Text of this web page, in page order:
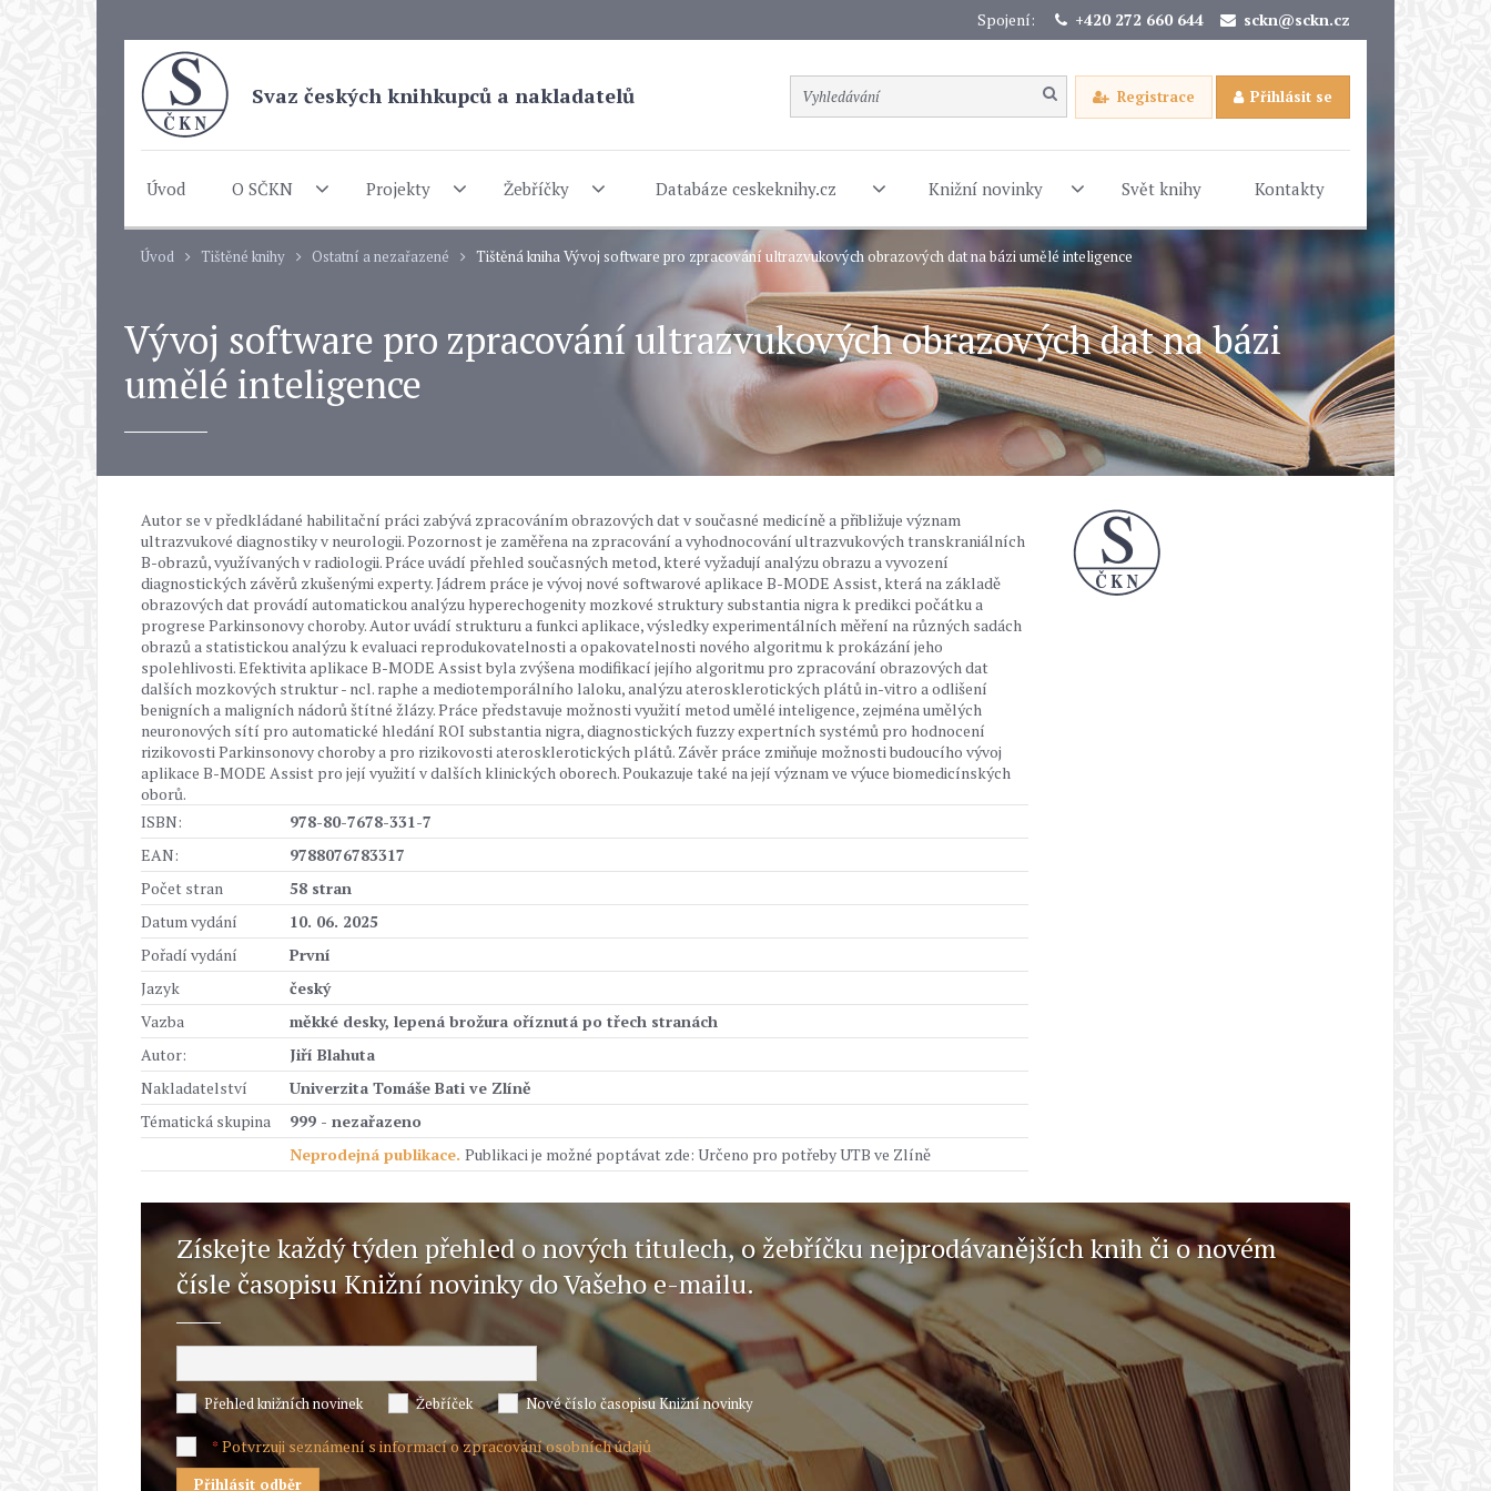
Spojení: +420 272 660 644 sckn@sckn.cz
Svaz českých knihkupců a nakladatelů Registrace Přihlásit se
Úvod O SČKN Projekty Žebříčky Databáze ceskeknihy.cz Knižní novinky Svět knihy Kontakty
Úvod Tištěné knihy Ostatní a nezařazené Tištěná kniha Vývoj software pro zpracování ultrazvukových obrazových dat na bázi umělé inteligence
Vývoj software pro zpracování ultrazvukových obrazových dat na bázi
umělé inteligence
Autor se v předkládané habilitační práci zabývá zpracováním obrazových dat v současné medicíně a přibližuje význam
ultrazvukové diagnostiky v neurologii. Pozornost je zaměřena na zpracování a vyhodnocování ultrazvukových transkraniálních
B-obrazů, využívaných v radiologii. Práce uvádí přehled současných metod, které vyžadují analýzu obrazu a vyvození
diagnostických závěrů zkušenými experty. Jádrem práce je vývoj nové softwarové aplikace B-MODE Assist, která na základě
obrazových dat provádí automatickou analýzu hyperechogenity mozkové struktury substantia nigra k predikci počátku a
progrese Parkinsonovy choroby. Autor uvádí strukturu a funkci aplikace, výsledky experimentálních měření na různých sadách
obrazů a statistickou analýzu k evaluaci reprodukovatelnosti a opakovatelnosti nového algoritmu k prokázání jeho
spolehlivosti. Efektivita aplikace B-MODE Assist byla zvýšena modifikací jejího algoritmu pro zpracování obrazových dat
dalších mozkových struktur - ncl. raphe a mediotemporálního laloku, analýzu aterosklerotických plátů in-vitro a odlišení
benigních a maligních nádorů štítné žlázy. Práce představuje možnosti využití metod umělé inteligence, zejména umělých
neuronových sítí pro automatické hledání ROI substantia nigra, diagnostických fuzzy expertních systémů pro hodnocení
rizikovosti Parkinsonovy choroby a pro rizikovosti aterosklerotických plátů. Závěr práce zmiňuje možnosti budoucího vývoj
aplikace B-MODE Assist pro její využití v dalších klinických oborech. Poukazuje také na její význam ve výuce biomedicínských
oborů.
ISBN:
978-80-7678-331-7
EAN:
9788076783317
Počet stran
58 stran
Datum vydání
10. 06. 2025
Pořadí vydání
První
Jazyk
český
Vazba
měkké desky, lepená brožura oříznutá po třech stranách
Autor:
Jiří Blahuta
Nakladatelství
Univerzita Tomáše Bati ve Zlíně
Tématická skupina
999 - nezařazeno
Neprodejná publikace. Publikaci je možné poptávat zde: Určeno pro potřeby UTB ve Zlíně
Získejte každý týden přehled o nových titulech, o žebříčku nejprodávanějších knih či o novém
čísle časopisu Knižní novinky do Vašeho e-mailu.
Přehled knižních novinek Žebříček Nové číslo časopisu Knižní novinky
*Potvrzuji seznámení s informací o zpracování osobních údajů